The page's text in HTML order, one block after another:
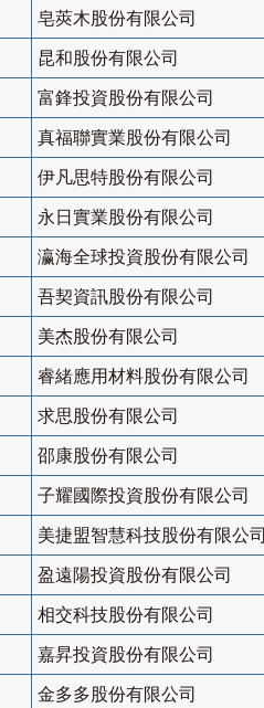
皂莢木股份有限公司
昆和股份有限公司
富鋒投資股份有限公司
真福聯實業股份有限公司
伊凡思特股份有限公司
永日實業股份有限公司
瀛海全球投資股份有限公司
吾契資訊股份有限公司
美杰股份有限公司
睿緒應用材料股份有限公司
求思股份有限公司
邵康股份有限公司
子耀國際投資股份有限公司
美捷盟智慧科技股份有限公司
盈遠陽投資股份有限公司
相交科技股份有限公司
嘉昇投資股份有限公司
金多多股份有限公司